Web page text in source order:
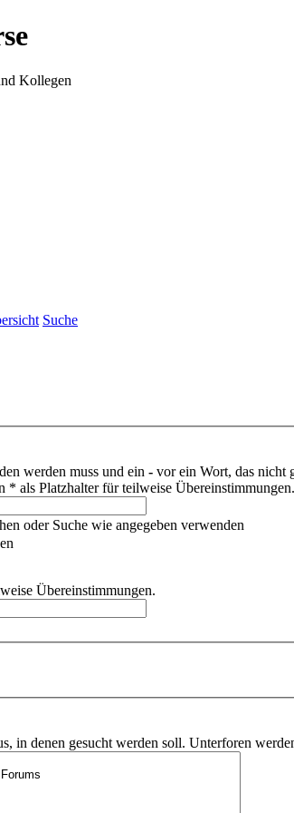
Kollegen
Suche
werden muss und ein - vor ein Wort, das nicht
* als Platzhalter für teilweise Übereinstimmungen.
oder Suche wie angegeben verwenden
Übereinstimmungen.
in denen gesucht werden soll. Unterforen